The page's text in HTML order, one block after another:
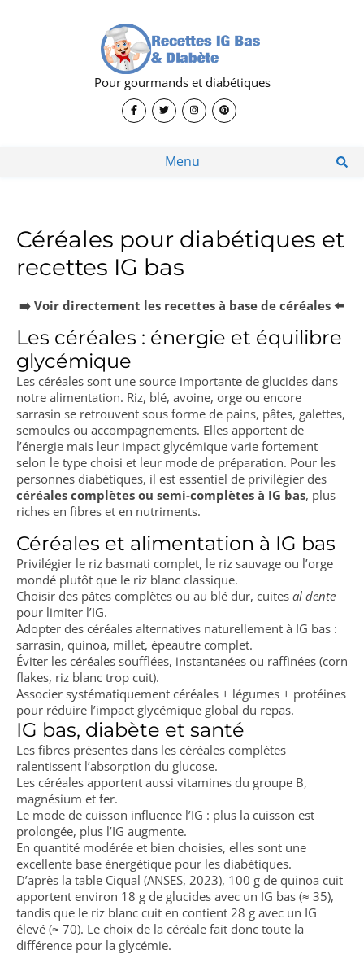
Pour gourmands et diabétiques
Menu
Céréales pour diabétiques et
recettes IG bas
➡️ Voir directement les recettes à base de céréales ⬅️
Les céréales : énergie et équilibre
glycémique
Les céréales sont une source importante de glucides dans
notre alimentation. Riz, blé, avoine, orge ou encore
sarrasin se retrouvent sous forme de pains, pâtes, galettes,
semoules ou accompagnements. Elles apportent de
l’énergie mais leur impact glycémique varie fortement
selon le type choisi et leur mode de préparation. Pour les
personnes diabétiques, il est essentiel de privilégier des
céréales complètes ou semi-complètes à IG bas, plus
riches en fibres et en nutriments.
Céréales et alimentation à IG bas
Privilégier le riz basmati complet, le riz sauvage ou l’orge
mondé plutôt que le riz blanc classique.
Choisir des pâtes complètes ou au blé dur, cuites al dente
pour limiter l’IG.
Adopter des céréales alternatives naturellement à IG bas :
sarrasin, quinoa, millet, épeautre complet.
Éviter les céréales soufflées, instantanées ou raffinées (corn
flakes, riz blanc trop cuit).
Associer systématiquement céréales + légumes + protéines
pour réduire l’impact glycémique global du repas.
IG bas, diabète et santé
Les fibres présentes dans les céréales complètes
ralentissent l’absorption du glucose.
Les céréales apportent aussi vitamines du groupe B,
magnésium et fer.
Le mode de cuisson influence l’IG : plus la cuisson est
prolongée, plus l’IG augmente.
En quantité modérée et bien choisies, elles sont une
excellente base énergétique pour les diabétiques.
D’après la table Ciqual (ANSES, 2023), 100 g de quinoa cuit
apportent environ 18 g de glucides avec un IG bas (≈ 35),
tandis que le riz blanc cuit en contient 28 g avec un IG
élevé (≈ 70). Le choix de la céréale fait donc toute la
différence pour la glycémie.